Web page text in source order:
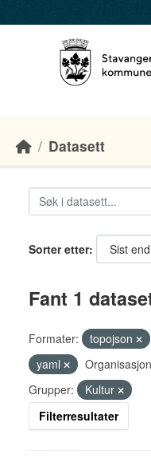
Datasett
Sorter etter
Fant 1
Formater: topojson
yaml
Grupper:
Kultur
Filterresultater